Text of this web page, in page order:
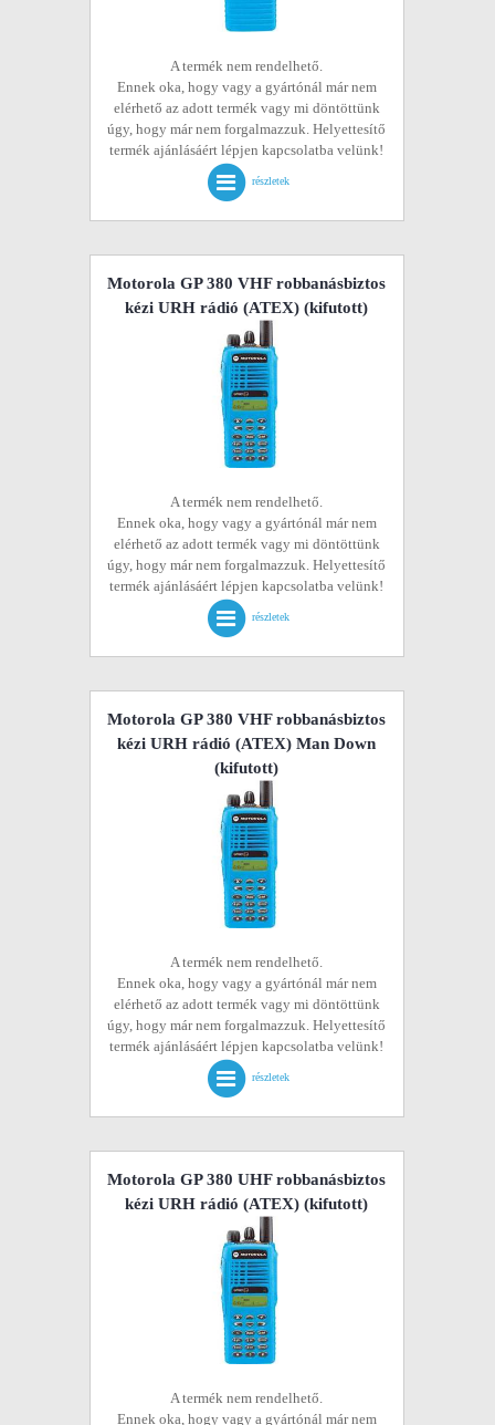
A termék nem rendelhető.
Ennek oka, hogy vagy a gyártónál már nem
elérhető az adott termék vagy mi döntöttünk
úgy, hogy már nem forgalmazzuk. Helyettesítő
termék ajánlásáért lépjen kapcsolatba velünk!
részletek
Motorola GP 380 VHF robbanásbiztos
kézi URH rádió (ATEX) (kifutott)
A termék nem rendelhető.
Ennek oka, hogy vagy a gyártónál már nem
elérhető az adott termék vagy mi döntöttünk
úgy, hogy már nem forgalmazzuk. Helyettesítő
termék ajánlásáért lépjen kapcsolatba velünk!
részletek
Motorola GP 380 VHF robbanásbiztos
kézi URH rádió (ATEX) Man Down
(kifutott)
A termék nem rendelhető.
Ennek oka, hogy vagy a gyártónál már nem
elérhető az adott termék vagy mi döntöttünk
úgy, hogy már nem forgalmazzuk. Helyettesítő
termék ajánlásáért lépjen kapcsolatba velünk!
részletek
Motorola GP 380 UHF robbanásbiztos
kézi URH rádió (ATEX) (kifutott)
A termék nem rendelhető.
Ennek oka, hogy vagy a gyártónál már nem